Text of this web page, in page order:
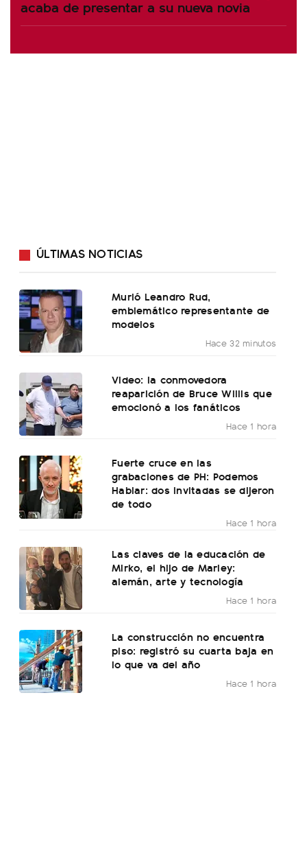
acaba de presentar a su nueva novia
ÚLTIMAS NOTICIAS
Murió Leandro Rud,
emblemático representante de
modelos
Hace 32 minutos
Video: la conmovedora
reaparición de Bruce Willis que
emocionó a los fanáticos
Hace 1 hora
Fuerte cruce en las
grabaciones de PH: Podemos
Hablar: dos invitadas se dijeron
de todo
Hace 1 hora
Las claves de la educación de
Mirko, el hijo de Marley:
alemán, arte y tecnología
Hace 1 hora
La construcción no encuentra
piso: registró su cuarta baja en
lo que va del año
Hace 1 hora